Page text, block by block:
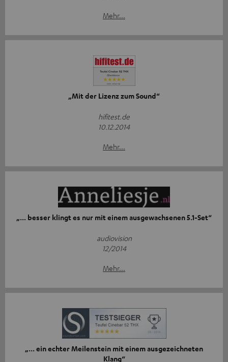
Mehr...
„Mit der Lizenz zum Sound“
hifitest.de
10.12.2014
Mehr...
„... besser klingt es nur mit einem ausgewachsenen 5.1-Set“
audiovision
12/2014
Mehr...
„... ein echter Meilenstein mit einem ausgezeichneten
Klang“